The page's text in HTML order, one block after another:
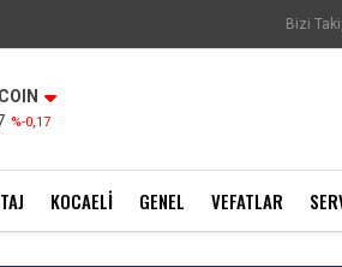
Bizi
%-0,17
KOCAELI GENEL VEFATLAR